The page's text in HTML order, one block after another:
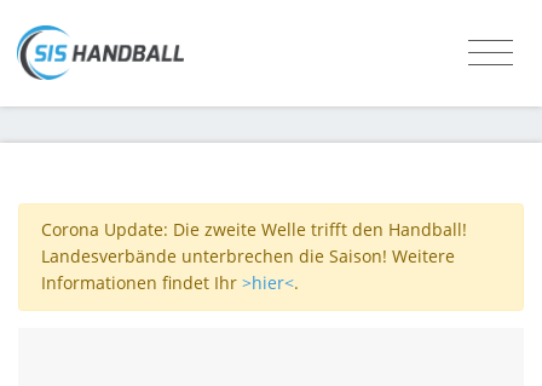
Corona Update: Die zweite Welle trifft den Handball!
Landesverbände unterbrechen die Saison! Weitere
Informationen findet Ihr >hier<.